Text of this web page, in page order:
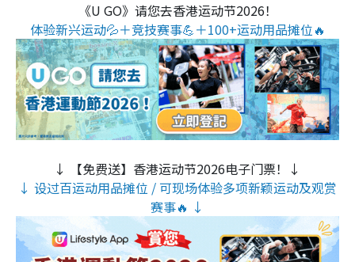
《U GO》请您去香港运动节2026！
体验新兴运动💦＋竞技赛事💪＋100+运动用品摊位🔥
↓ 【免费送】香港运动节2026电子门票！↓
↓ 设过百运动用品摊位 / 可现场体验多项新颖运动及观赏
赛事🔥 ↓